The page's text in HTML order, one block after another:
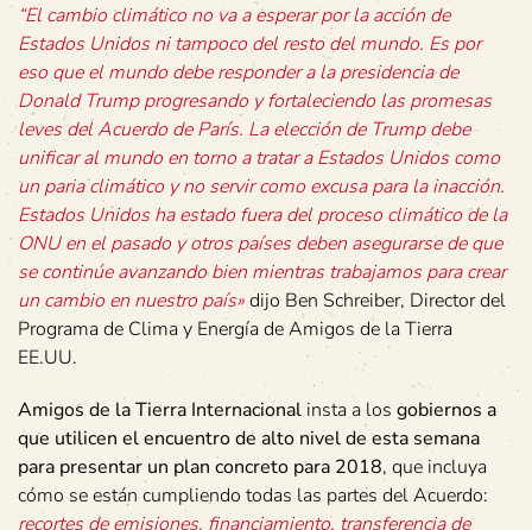
“El cambio climático no va a esperar por la acción de
Estados Unidos ni tampoco del resto del mundo. Es por
eso que el mundo debe responder a la presidencia de
Donald Trump progresando y fortaleciendo las promesas
leves del Acuerdo de París. La elección de Trump debe
unificar al mundo en torno a tratar a Estados Unidos como
un paria climático y no servir como excusa para la inacción.
Estados Unidos ha estado fuera del proceso climático de la
ONU en el pasado y otros países deben asegurarse de que
se continúe avanzando bien mientras trabajamos para crear
un cambio en nuestro país»dijo Ben Schreiber, Director del
Programa de Clima y Energía de Amigos de la Tierra
EE.UU.
Amigos de la Tierra Internacional insta a los gobiernos a
que utilicen el encuentro de alto nivel de esta semana
para presentar un plan concreto para 2018, que incluya
cómo se están cumpliendo todas las partes del Acuerdo:
recortes de emisiones, financiamiento, transferencia de